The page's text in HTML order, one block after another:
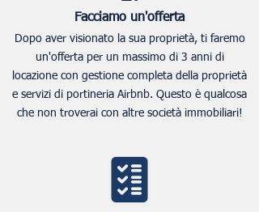
Facciamo un'offerta
Dopo aver visionato la sua proprietà, ti faremo
un'offerta per un massimo di 3 anni di
locazione con gestione completa della proprietà
e servizi di portineria Airbnb. Questo è qualcosa
che non troverai con altre società immobiliari!